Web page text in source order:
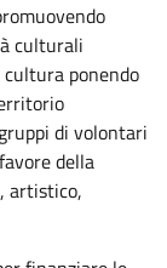
culturali
ponendo
di volontari
della
artistico,